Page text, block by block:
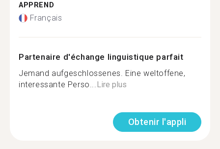
APPREND
Français
Partenaire d'échange linguistique parfait
Jemand aufgeschlossenes. Eine weltoffene,
interessante Perso...Lire plus
Obtenir l'appli